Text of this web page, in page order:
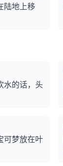
陆地上移
水的话，头
可梦放在叶